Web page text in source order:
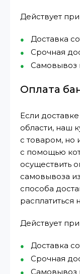
Действует
Доставка
Срочная
Самовывоз
Оплата
Если
области, наш
с товаром, но
с помощью
осуществить
самовывоза
способа
расплатиться
Действует
Доставка
Срочная
Самовывоз